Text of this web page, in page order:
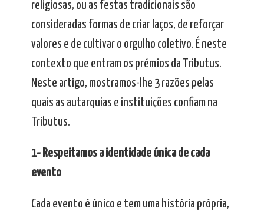
religiosas, ou as festas tradicionais são
consideradas formas de criar laços, de reforçar
valores e de cultivar o orgulho coletivo. É neste
contexto que entram os prémios da Tributus.
Neste artigo, mostramos-lhe 3 razões pelas
quais as autarquias e instituições confiam na
Tributus.
1- Respeitamos a identidade única de cada
evento
Cada evento é único e tem uma história própria,